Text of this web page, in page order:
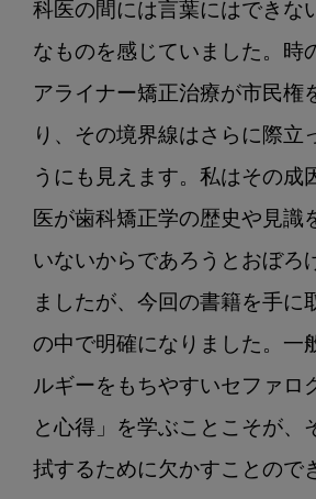
科医の間には言葉にはできな
なものを感じていました。時
アライナー矯正治療が市民権
り、その境界線はさらに際立
うにも見えます。私はその成
医が歯科矯正学の歴史や見識
いないからであろうとおぼろ
ましたが、今回の書籍を手に
の中で明確になりました。一
ルギーをもちやすいセファロ
と心得」を学ぶことこそが、
拭するために欠かすことので